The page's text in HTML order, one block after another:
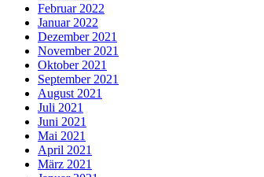
Februar 2022
Januar 2022
Dezember 2021
November 2021
Oktober 2021
September 2021
August 2021
Juli 2021
Juni 2021
Mai 2021
April 2021
März 2021